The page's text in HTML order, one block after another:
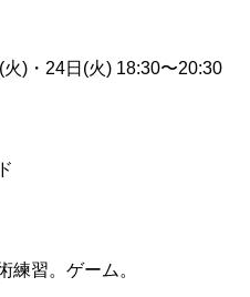
)・24日(火) 18:30〜20:30
練習。ゲーム。